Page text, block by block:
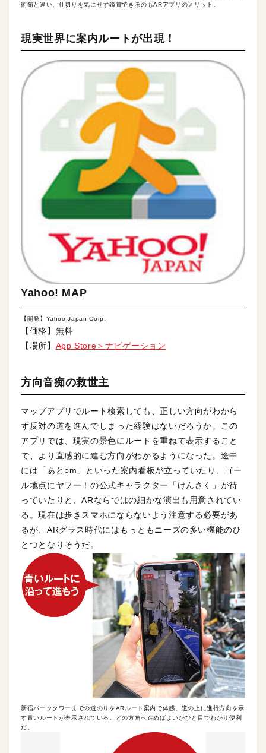
術館と違い、仕切りを気にせず鑑賞できるのもARアプリのメリット。
現実世界に案内ルートが出現！
Yahoo! MAP
【開発】Yahoo Japan Corp.
【価格】無料
【場所】 App Store＞ナビゲーション
方向音痴の救世主
マップアプリでルート検索しても、正しい方向がわから
ず反対の道を進んでしまった経験はないだろうか。この
アプリでは、現実の景色にルートを重ねて表示すること
で、より直感的に進む方向がわかるようになった。途中
には「あと○m」といった案内看板が立っていたり、ゴー
ル地点にヤフー！の公式キャラクター「けんさく」が待
っていたりと、ARならではの細かな演出も用意されてい
る。現在は歩きスマホにならないよう注意する必要があ
るが、ARグラス時代にはもっともニーズの多い機能のひ
とつとなりそうだ。
新宿パークタワーまでの道のりをARルート案内で体感。道の上に進行方向を示
す青いルートが表示されている。どの方角へ進めばよいかひと目でわかり便利
だ。